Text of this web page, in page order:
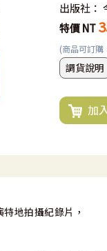
出版社：
特價 NT
(商品可訂購
調貨說明
加
地拍攝紀錄片，